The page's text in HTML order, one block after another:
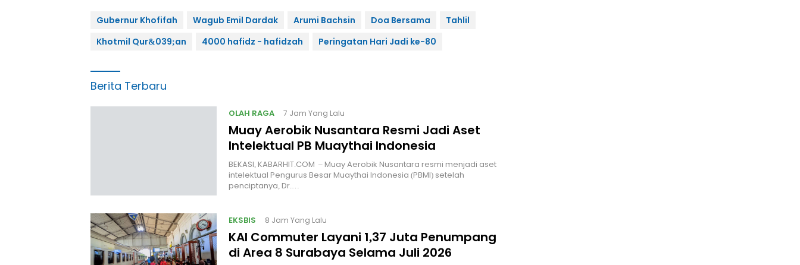
Gubernur Khofifah Wagub Emil Dardak Arumi Bachsin Doa Bersama
Tahlil
Khotmil Qur&039;an
4000 hafidz - hafidzah Peringatan Hari Jadi ke-80
Berita Terbaru
OLAH RAGA 7 Jam Yang Lalu
Muay Aerobik Nusantara Resmi Jadi Aset
Intelektual PB Muaythai Indonesia
BEKASI, KABARHIT.COM – Muay Aerobik Nusantara resmi menjadi aset
intelektual Pengurus Besar Muaythai Indonesia (PBMI) setelah
penciptanya, Dr.…
EKSBIS 8 Jam Yang Lalu
KAI Commuter Layani 1,37 Juta Penumpang
di Area 8 Surabaya Selama Juli 2026